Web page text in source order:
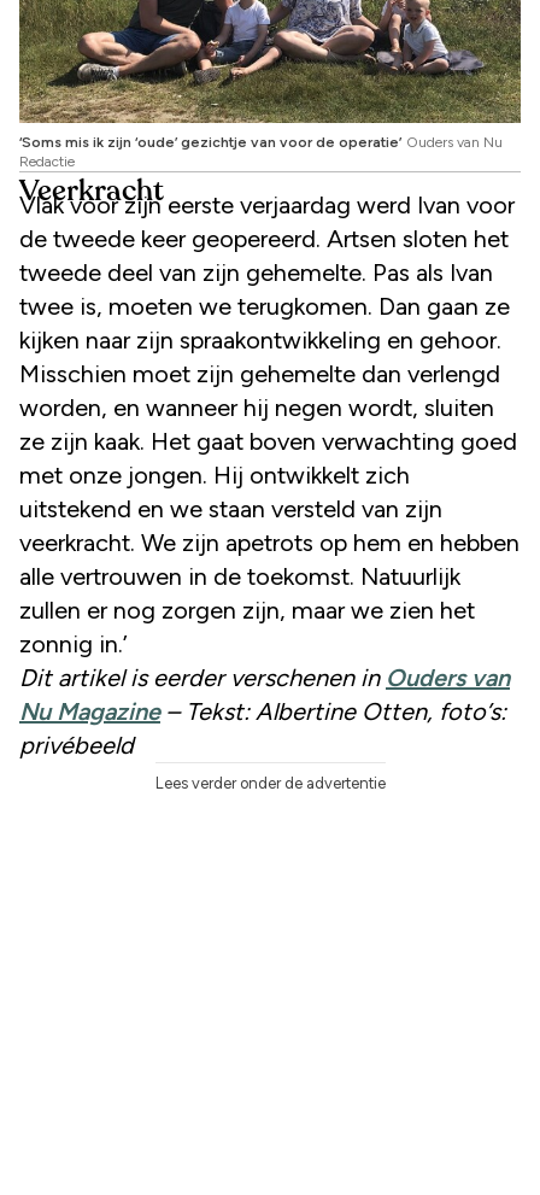
‘Soms mis ik zijn ‘oude’ gezichtje van voor de operatie’ Ouders van Nu
Redactie
Veerkracht
Vlak voor zijn eerste verjaardag werd Ivan voor
de tweede keer geopereerd. Artsen sloten het
tweede deel van zijn gehemelte. Pas als Ivan
twee is, moeten we terugkomen. Dan gaan ze
kijken naar zijn spraakontwikkeling en gehoor.
Misschien moet zijn gehemelte dan verlengd
worden, en wanneer hij negen wordt, sluiten
ze zijn kaak. Het gaat boven verwachting goed
met onze jongen. Hij ontwikkelt zich
uitstekend en we staan versteld van zijn
veerkracht. We zijn apetrots op hem en hebben
alle vertrouwen in de toekomst. Natuurlijk
zullen er nog zorgen zijn, maar we zien het
zonnig in.’
Dit artikel is eerder verschenen in Ouders van
Nu Magazine– Tekst: Albertine Otten, foto’s:
privébeeld
Lees verder onder de advertentie